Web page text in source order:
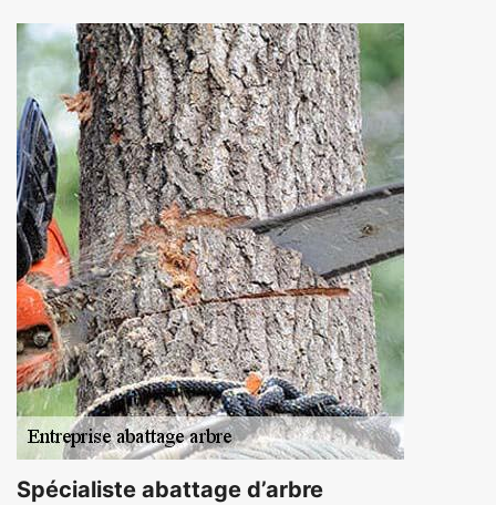
Spécialiste abattage d’arbre